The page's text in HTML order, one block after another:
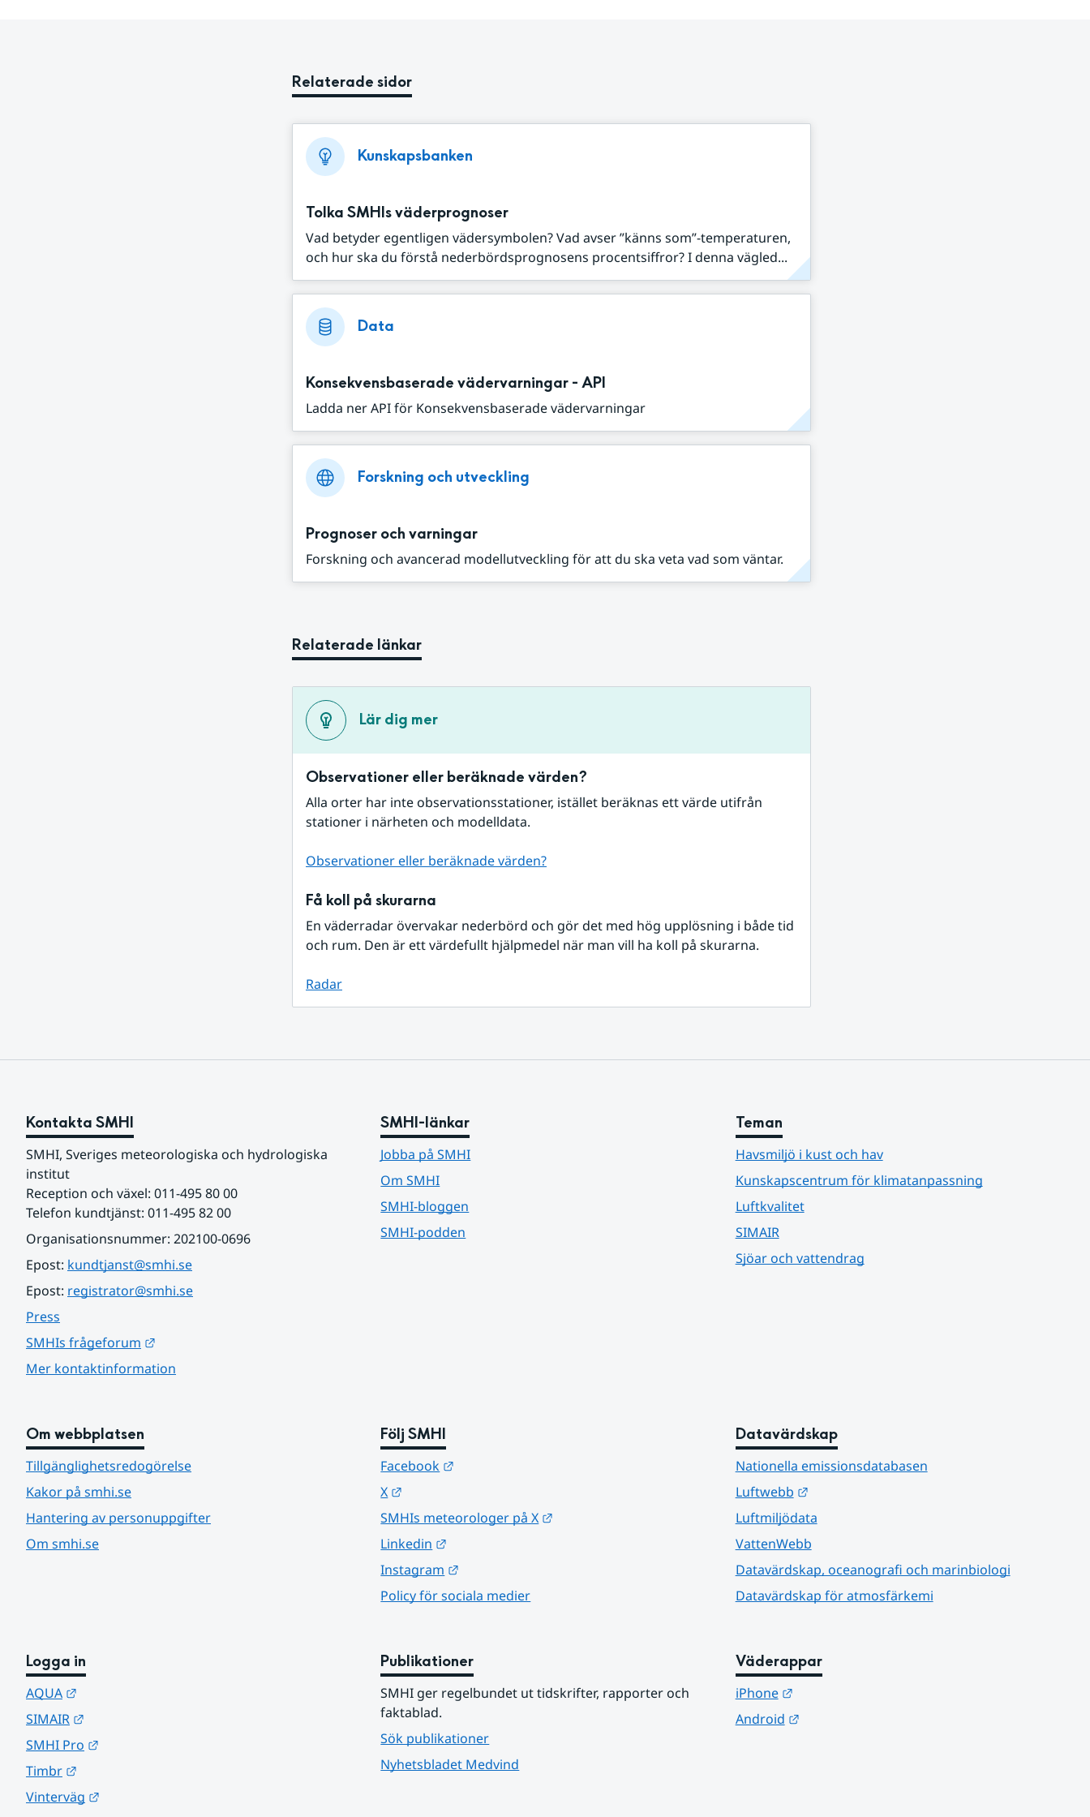
Relaterade sidor
Kunskapsbanken
Tolka SMHIs väderprognoser
Vad betyder egentligen vädersymbolen? Vad avser ”känns som”-temperaturen,
och hur ska du förstå nederbördsprognosens procentsiffror? I denna vägled...
Data
Konsekvensbaserade vädervarningar - API
Ladda ner API för Konsekvensbaserade vädervarningar
Forskning och utveckling
Prognoser och varningar
Forskning och avancerad modellutveckling för att du ska veta vad som väntar.
Relaterade länkar
Lär dig mer
Observationer eller beräknade värden?
Alla orter har inte observationsstationer, istället beräknas ett värde utifrån
stationer i närheten och modelldata.
Observationer eller beräknade värden?
Få koll på skurarna
En väderradar övervakar nederbörd och gör det med hög upplösning i både tid
och rum. Den är ett värdefullt hjälpmedel när man vill ha koll på skurarna.
Radar
Kontakta SMHI
SMHI, Sveriges meteorologiska och hydrologiska
institut
Reception och växel: 011-495 80 00
Telefon kundtjänst: 011-495 82 00
Organisationsnummer: 202100-0696
Epost: kundtjanst@smhi.se
Epost: registrator@smhi.se
Press
SMHIs frågeforum
Mer kontaktinformation
SMHI-länkar
Jobba på SMHI
Om SMHI
SMHI-bloggen
SMHI-podden
Teman
Havsmiljö i kust och hav
Kunskapscentrum för klimatanpassning
Luftkvalitet
SIMAIR
Sjöar och vattendrag
Om webbplatsen
Tillgänglighetsredogörelse
Kakor på smhi.se
Hantering av personuppgifter
Om smhi.se
Följ SMHI
Facebook
X
SMHIs meteorologer på X
Linkedin
Instagram
Policy för sociala medier
Datavärdskap
Nationella emissionsdatabasen
Luftwebb
Länk till annan webbplats.
Luftmiljödata
VattenWebb
Datavärdskap, oceanografi och marinbiologi
Datavärdskap för atmosfärkemi
Logga in
AQUA
SIMAIR
SMHI Pro
Timbr
Vinterväg
Publikationer
SMHI ger regelbundet ut tidskrifter, rapporter och
faktablad.
Sök publikationer
Nyhetsbladet Medvind
Väderappar
iPhone
Länk till annan webbplats.
Android
Länk till annan webbplats.